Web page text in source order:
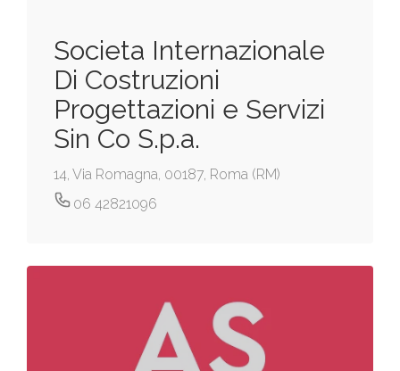
Societa Internazionale
Di Costruzioni
Progettazioni e Servizi
Sin Co S.p.a.
14, Via Romagna, 00187, Roma (RM)
06 42821096